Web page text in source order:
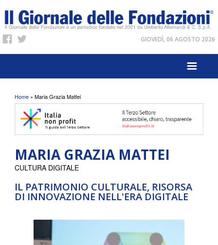
GIOVEDÌ, 06 AGOSTO 2026
Tu sei qui
Home » Maria Grazia Mattei
MARIA GRAZIA MATTEI
IL PATRIMONIO CULTURALE, RISORSA
DI INNOVAZIONE NELL'ERA DIGITALE
CULTURA DIGITALE